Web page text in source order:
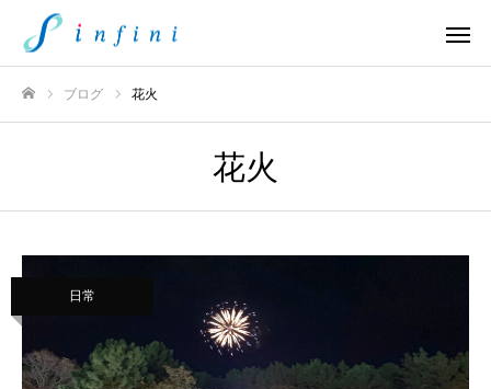
ブログ 花火
花火
日常